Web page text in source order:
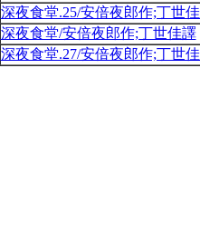
深夜食堂.25/安倍夜郎作;丁世
深夜食堂/安倍夜郎作;丁世佳譯
深夜食堂.27/安倍夜郎作;丁世